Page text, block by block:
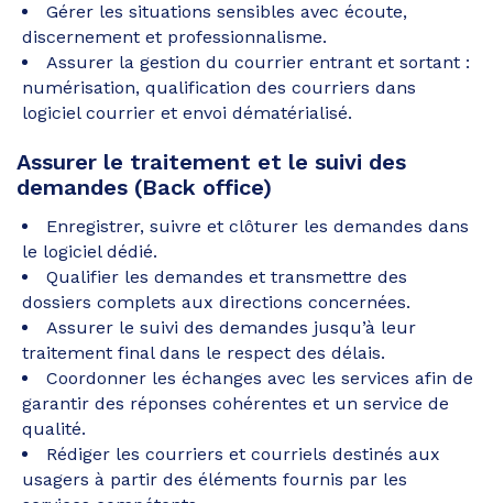
Gérer les situations sensibles avec écoute,
discernement et professionnalisme.
Assurer la gestion du courrier entrant et sortant :
numérisation, qualification des courriers dans
logiciel courrier et envoi dématérialisé.
Assurer le traitement et le suivi des
demandes (Back office)
Enregistrer, suivre et clôturer les demandes dans
le logiciel dédié.
Qualifier les demandes et transmettre des
dossiers complets aux directions concernées.
Assurer le suivi des demandes jusqu’à leur
traitement final dans le respect des délais.
Coordonner les échanges avec les services afin de
garantir des réponses cohérentes et un service de
qualité.
Rédiger les courriers et courriels destinés aux
usagers à partir des éléments fournis par les